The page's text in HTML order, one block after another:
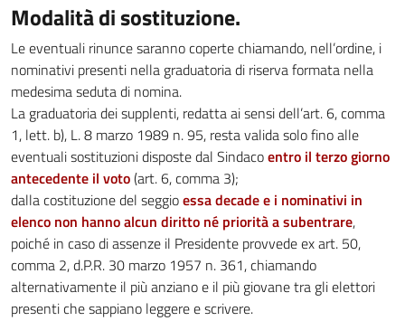
Modalità di sostituzione.
Le eventuali rinunce saranno coperte chiamando, nell’ordine, i
nominativi presenti nella graduatoria di riserva formata nella
medesima seduta di nomina.
La graduatoria dei supplenti, redatta ai sensi dell’art. 6, comma
1, lett. b), L. 8 marzo 1989 n. 95, resta valida solo fino alle
eventuali sostituzioni disposte dal Sindacoentro il terzo giorno
antecedente il voto(art. 6, comma 3);
dalla costituzione del seggioessa decade e i nominativi in
elenco non hanno alcun diritto né priorità a subentrare,
poiché in caso di assenze il Presidente provvede ex art. 50,
comma 2, d.P.R. 30 marzo 1957 n. 361, chiamando
alternativamente il più anziano e il più giovane tra gli elettori
presenti che sappiano leggere e scrivere.